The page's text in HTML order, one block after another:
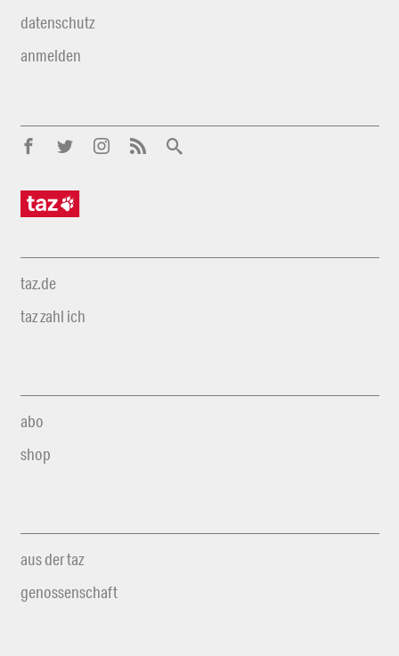
datenschutz
anmelden
taz.de
taz zahl ich
abo
shop
aus der taz
genossenschaft